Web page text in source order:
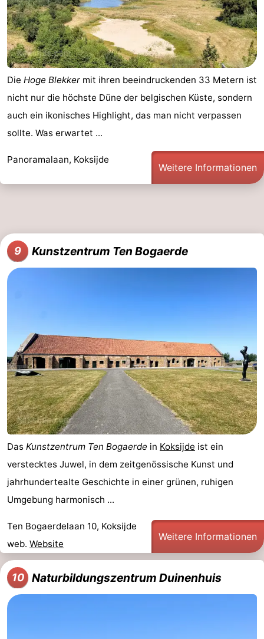
Die Hoge Blekker mit ihren beeindruckenden 33 Metern ist
nicht nur die höchste Düne der belgischen Küste, sondern
auch ein ikonisches Highlight, das man nicht verpassen
sollte. Was erwartet ...
Panoramalaan, Koksijde
Weitere Informationen
9 Kunstzentrum Ten Bogaerde
Das Kunstzentrum Ten Bogaerde in Koksijde ist ein
verstecktes Juwel, in dem zeitgenössische Kunst und
jahrhundertealte Geschichte in einer grünen, ruhigen
Umgebung harmonisch ...
Ten Bogaerdelaan 10, Koksijde
web. Website
Weitere Informationen
10 Naturbildungszentrum Duinenhuis